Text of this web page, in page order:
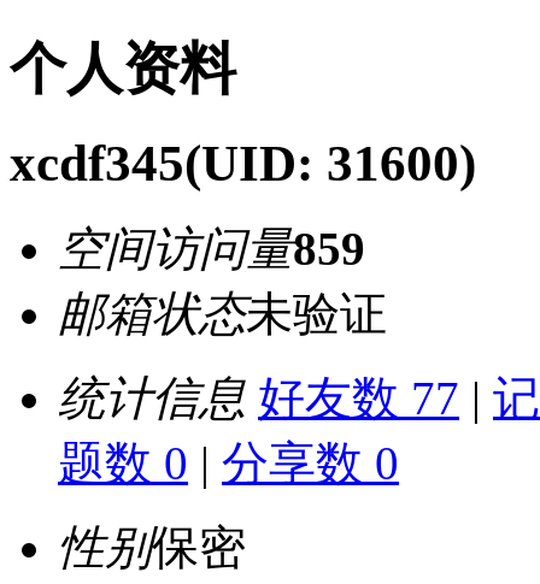
个人资料
xcdf345(UID: 31600)
空间访问量859
邮箱状态未验证
统计信息 好友数 77 |
题数 0 | 分享数 0
性别保密